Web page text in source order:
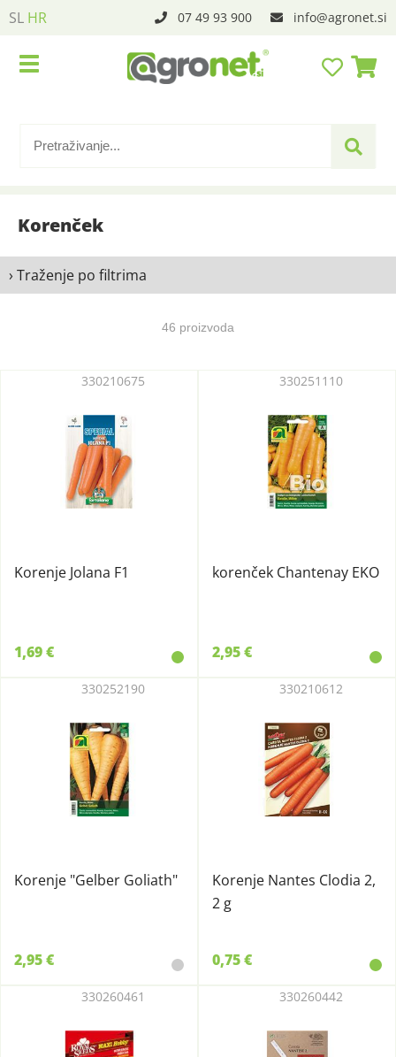
SL HR 07 49 93 900 info agronet.si
Korenček
› Traženje po filtrima
46 proizvoda
Korenje Jolana F1
330210675
1,69 €
korenček Chantenay EKO
330251110
2,95 €
Korenje "Gelber Goliath"
330252190
2,95 €
Korenje Nantes Clodia 2,
2 g
330210612
0,75 €
330260461 330260442